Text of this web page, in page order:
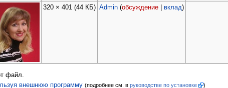
320 × 401 (44 КБ) Admin (обсуждение| вклад)
файл.
внешнюю программу (подробнее см. вруководстве по установке )